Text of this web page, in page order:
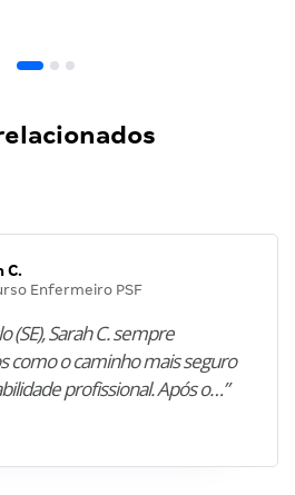
C.
Enfermeiro PSF
(SE), Sarah C. sempre
como o caminho mais seguro
profissional. Após o…”